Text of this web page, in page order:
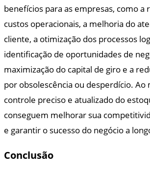
benefícios para as empresas, como a
custos operacionais, a melhoria do
cliente, a otimização dos processos
identificação de oportunidades de
maximização do capital de giro e a
por obsolescência ou desperdício. Ao
controle preciso e atualizado do
conseguem melhorar sua
e garantir o sucesso do negócio a
Conclusão